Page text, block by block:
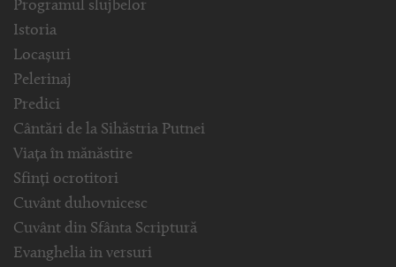
Programul slujbelor
Istoria
Locașuri
Pelerinaj
Predici
Cântări de la Sihăstria Putnei
Viața în mănăstire
Sfinți ocrotitori
Cuvânt duhovnicesc
Cuvânt din Sfânta Scriptură
Evanghelia in versuri